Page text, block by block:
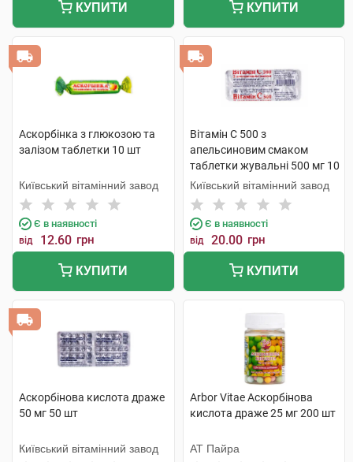
КУПИТИ КУПИТИ
Аскорбінка з глюкозою та
залізом таблетки 10 шт
Київський вітамінний завод
Є в наявності
від 12.60 грн
КУПИТИ
Вітамін C 500 з
апельсиновим смаком
таблетки жувальні 500 мг 10
шт
Київський вітамінний завод
Є в наявності
від 20.00 грн
КУПИТИ
Аскорбінова кислота драже
50 мг 50 шт
Київський вітамінний завод
Arbor Vitae Аскорбінова
кислота драже 25 мг 200 шт
АТ Пайра